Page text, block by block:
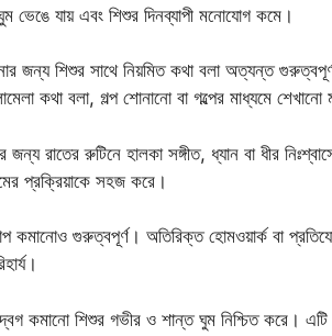
ভেঙে যায় এবং শিশুর দিনব্যাপী মনোযোগ কমে।
জন্য শিশুর সাথে নিয়মিত কথা বলা অত্যন্ত
কথা বলা, গল্প শোনানো বা গল্পের মাধ্যমে
জন্য রাতের রুটিনে হালকা সঙ্গীত, ধ্যান বা ধীর
প্রক্রিয়াকে সহজ করে।
কমানোও গুরুত্বপূর্ণ। অতিরিক্ত হোমওয়ার্ক বা
কমানো শিশুর গভীর ও শান্ত ঘুম নিশ্চিত করে।